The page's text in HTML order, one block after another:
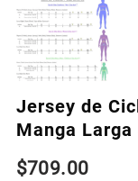
Jersey de
Manga Larga
$709.00